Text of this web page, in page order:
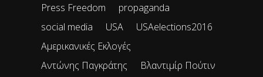
Press Freedom
propaganda
social media
USA
USAelections2016
Αμερικανικές Εκλογές
Αντώνης Παγκράτης
Βλαντιμίρ Πούτιν